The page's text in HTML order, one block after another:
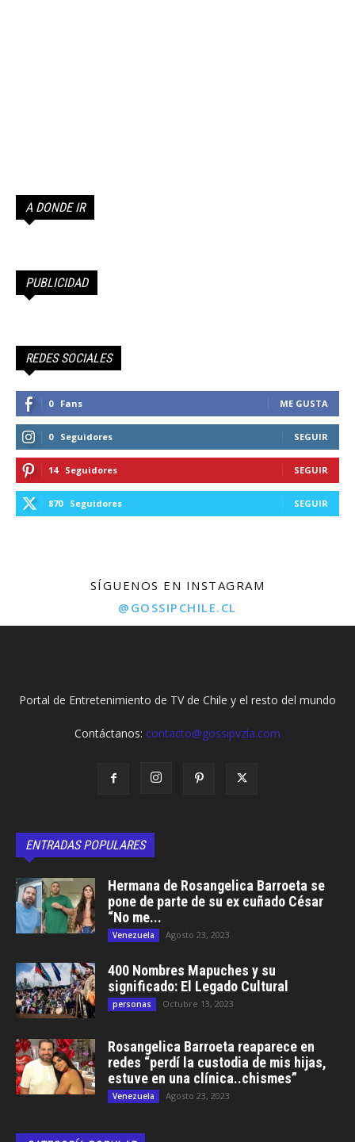
A DONDE IR
PUBLICIDAD
REDES SOCIALES
0 Fans ME GUSTA
0 Seguidores SEGUIR
14 Seguidores SEGUIR
870 Seguidores SEGUIR
SÍGUENOS EN INSTAGRAM
@GOSSIPCHILE.CL
Portal de Entretenimiento de TV de Chile y el resto del mundo
Contáctanos: contacto@gossipvzla.com
ENTRADAS POPULARES
Hermana de Rosangelica Barroeta se
pone de parte de su ex cuñado César
“No me...
Venezuela Agosto 23, 2023
400 Nombres Mapuches y su
significado: El Legado Cultural
personas Octubre 13, 2023
Rosangelica Barroeta reaparece en
redes “perdí la custodia de mis hijas,
estuve en una clínica..chismes”
Venezuela Agosto 23, 2023